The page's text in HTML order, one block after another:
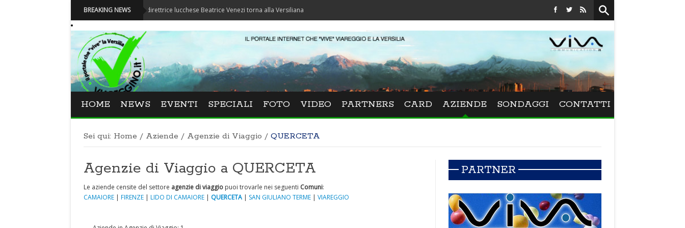
BREAKING NEWS
Festival La Versiliana - La direttrice lucchese Beatrice Venezi torna alla Versiliana Festival La Versiliana - Maurizio Schweizer porta
HOME NEWS EVENTI SPECIALI FOTO VIDEO PARTNERS CARD AZIENDE SONDAGGI CONTATTI
Sei qui: Home / Aziende / Agenzie di Viaggio / QUERCETA
Agenzie di Viaggio a QUERCETA
Le aziende censite del settore agenzie di viaggio puoi trovarle nei seguenti Comuni:
CAMAIORE | FIRENZE | LIDO DI CAMAIORE | QUERCETA | SAN GIULIANO TERME | VIAREGGIO
PARTNER